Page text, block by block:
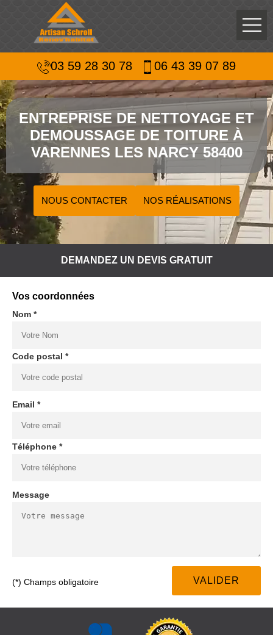
03 59 28 30 78 06 43 39 07 89
ENTREPRISE DE NETTOYAGE ET
DEMOUSSAGE DE TOITURE À
VARENNES LES NARCY 58400
NOUS CONTACTER NOS RÉALISATIONS
DEMANDEZ UN DEVIS GRATUIT
Vos coordonnées
Nom *
Code postal *
Email *
Téléphone *
Message
(*) Champs obligatoire